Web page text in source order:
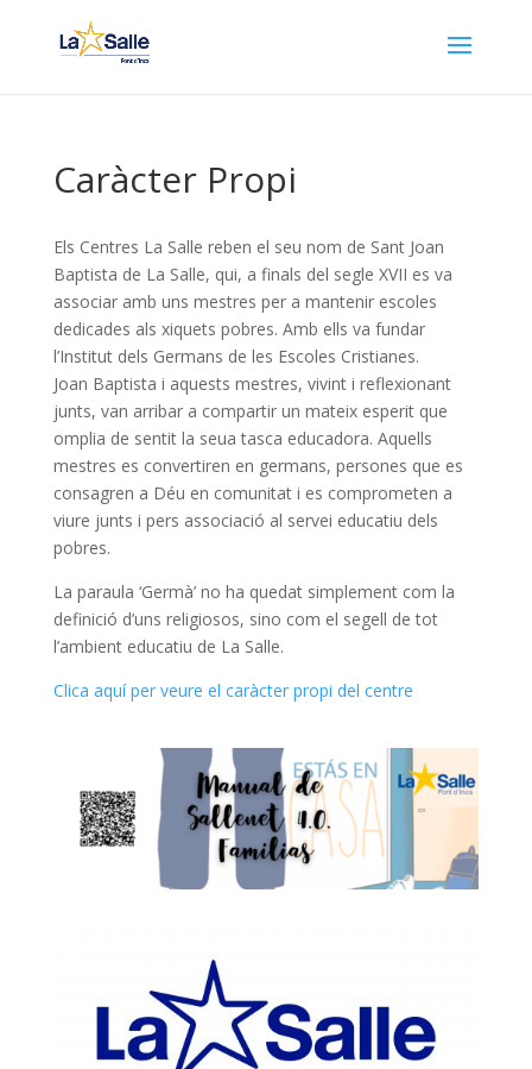
Caràcter Propi
Els Centres La Salle reben el seu nom de Sant Joan
Baptista de La Salle, qui, a finals del segle XVII es va
associar amb uns mestres per a mantenir escoles
dedicades als xiquets pobres. Amb ells va fundar
l’Institut dels Germans de les Escoles Cristianes.
Joan Baptista i aquests mestres, vivint i reflexionant
junts, van arribar a compartir un mateix esperit que
omplia de sentit la seua tasca educadora. Aquells
mestres es convertiren en germans, persones que es
consagren a Déu en comunitat i es comprometen a
viure junts i pers associació al servei educatiu dels
pobres.
La paraula ‘Germà’ no ha quedat simplement com la
definició d’uns religiosos, sino com el segell de tot
l’ambient educatiu de La Salle.
Clica aquí per veure el caràcter propi del centre